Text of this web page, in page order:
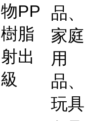
物PP
樹脂
射出
級
品、
家庭
用
品、
玩具